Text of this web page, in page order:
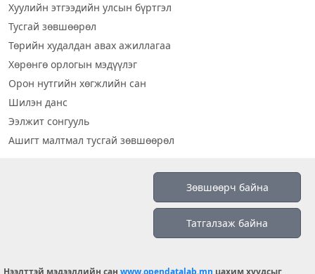
Хуулийн этгээдийн улсын бүртгэл
Тусгай зөвшөөрөл
Төрийн худалдан авах ажиллагаа
Хөрөнгө орлогын мэдүүлэг
Орон нутгийн хөгжлийн сан
Шилэн данс
Ээлжит сонгууль
Ашигт малтмал тусгай зөвшөөрөл
info@opendatalab.mn
Зөвшөөрч байна
Татгалзаж байна
Нээлттэй мэдээллийн сан www.opendatalab.mn цахим хуудсыг